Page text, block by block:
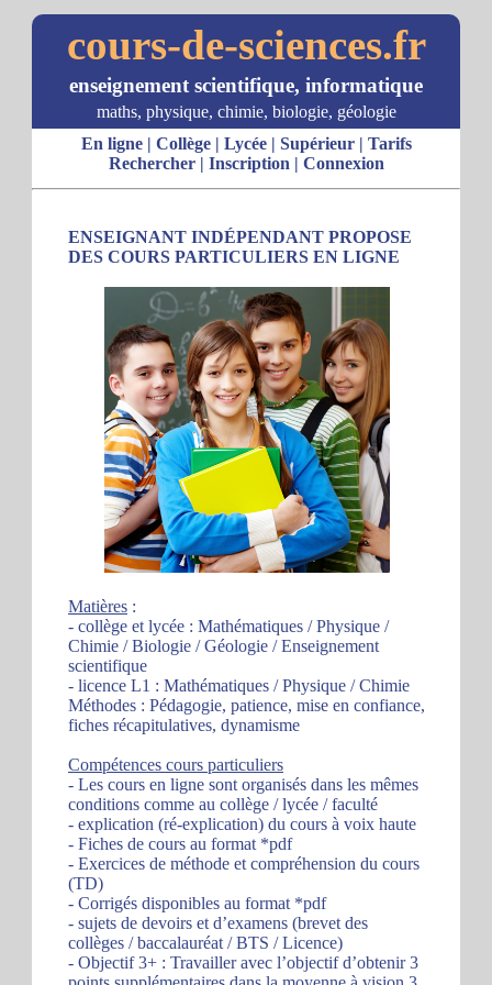
cours-de-sciences.fr
enseignement scientifique, informatique
maths, physique, chimie, biologie, géologie
En ligne| Collège| Lycée| Supérieur| Tarifs
Rechercher| Inscription | Connexion
ENSEIGNANT INDÉPENDANT PROPOSE
DES COURS PARTICULIERS EN LIGNE
Matières :
- collège et lycée : Mathématiques / Physique /
Chimie / Biologie / Géologie / Enseignement
scientifique
- licence L1 : Mathématiques / Physique / Chimie
Méthodes : Pédagogie, patience, mise en confiance,
fiches récapitulatives, dynamisme
Compétences cours particuliers
- Les cours en ligne sont organisés dans les mêmes
conditions comme au collège / lycée / faculté
- explication (ré-explication) du cours à voix haute
- Fiches de cours au format *pdf
- Exercices de méthode et compréhension du cours
(TD)
- Corrigés disponibles au format *pdf
- sujets de devoirs et d’examens (brevet des
collèges / baccalauréat / BTS / Licence)
- Objectif 3+ : Travailler avec l’objectif d’obtenir 3